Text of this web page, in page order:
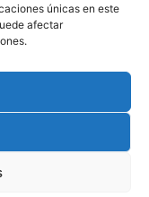
únicas en este
afectar